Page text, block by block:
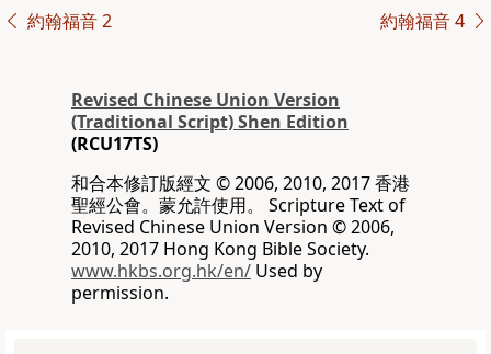
約翰福音 2 約翰福音 4
Revised Chinese Union Version
(Traditional Script) Shen Edition
(RCU17TS)
和合本修訂版經文 © 2006, 2010, 2017 香港
聖經公會。蒙允許使用。 Scripture Text of
Revised Chinese Union Version © 2006,
2010, 2017 Hong Kong Bible Society.
www.hkbs.org.hk/en/ Used by
permission.